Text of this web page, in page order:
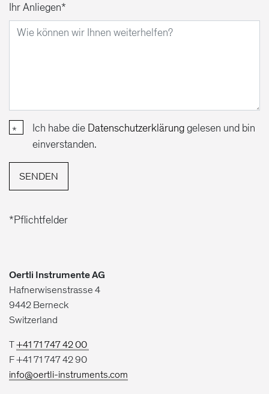
Ihr Anliegen
Ich habe die Datenschutzerklärunggelesen und bin
einverstanden.
SENDEN
*Pflichtfelder
Oertli Instrumente AG
Hafnerwisenstrasse 4
9442 Berneck
Switzerland
T+41 71 747 42 00
F +41 71 747 42 90
info@oertli-instruments.com